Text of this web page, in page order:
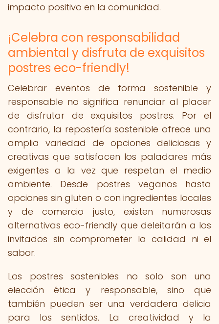
impacto positivo en la comunidad.
¡Celebra con responsabilidad
ambiental y disfruta de exquisitos
postres eco-friendly!
Celebrar eventos de forma sostenible y
responsable no significa renunciar al placer
de disfrutar de exquisitos postres. Por el
contrario, la repostería sostenible ofrece una
amplia variedad de opciones deliciosas y
creativas que satisfacen los paladares más
exigentes a la vez que respetan el medio
ambiente. Desde postres veganos hasta
opciones sin gluten o con ingredientes locales
y de comercio justo, existen numerosas
alternativas eco-friendly que deleitarán a los
invitados sin comprometer la calidad ni el
sabor.
Los postres sostenibles no solo son una
elección ética y responsable, sino que
también pueden ser una verdadera delicia
para los sentidos. La creatividad y la